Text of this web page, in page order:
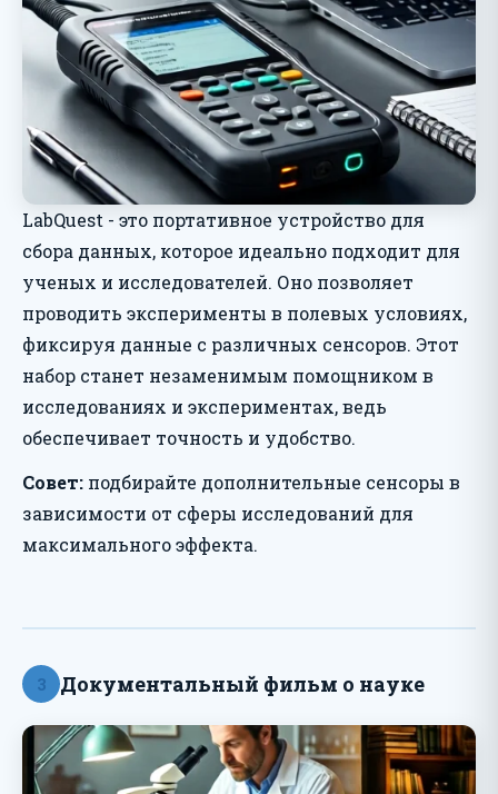
LabQuest - это портативное устройство для
сбора данных, которое идеально подходит для
ученых и исследователей. Оно позволяет
проводить эксперименты в полевых условиях,
фиксируя данные с различных сенсоров. Этот
набор станет незаменимым помощником в
исследованиях и экспериментах, ведь
обеспечивает точность и удобство.
Совет: подбирайте дополнительные сенсоры в
зависимости от сферы исследований для
максимального эффекта.
3 Документальный фильм о науке